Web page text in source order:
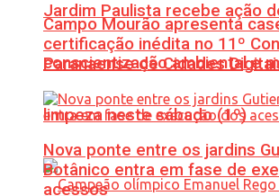
Jardim Paulista recebe ação
conscientização ambiental e
limpeza neste sábado (1º)
Campo Mourão apresenta
certificação inédita no 11º
Paranaense de Cidades
Nova ponte entre os jardins
Botânico entra em fase de
acessos